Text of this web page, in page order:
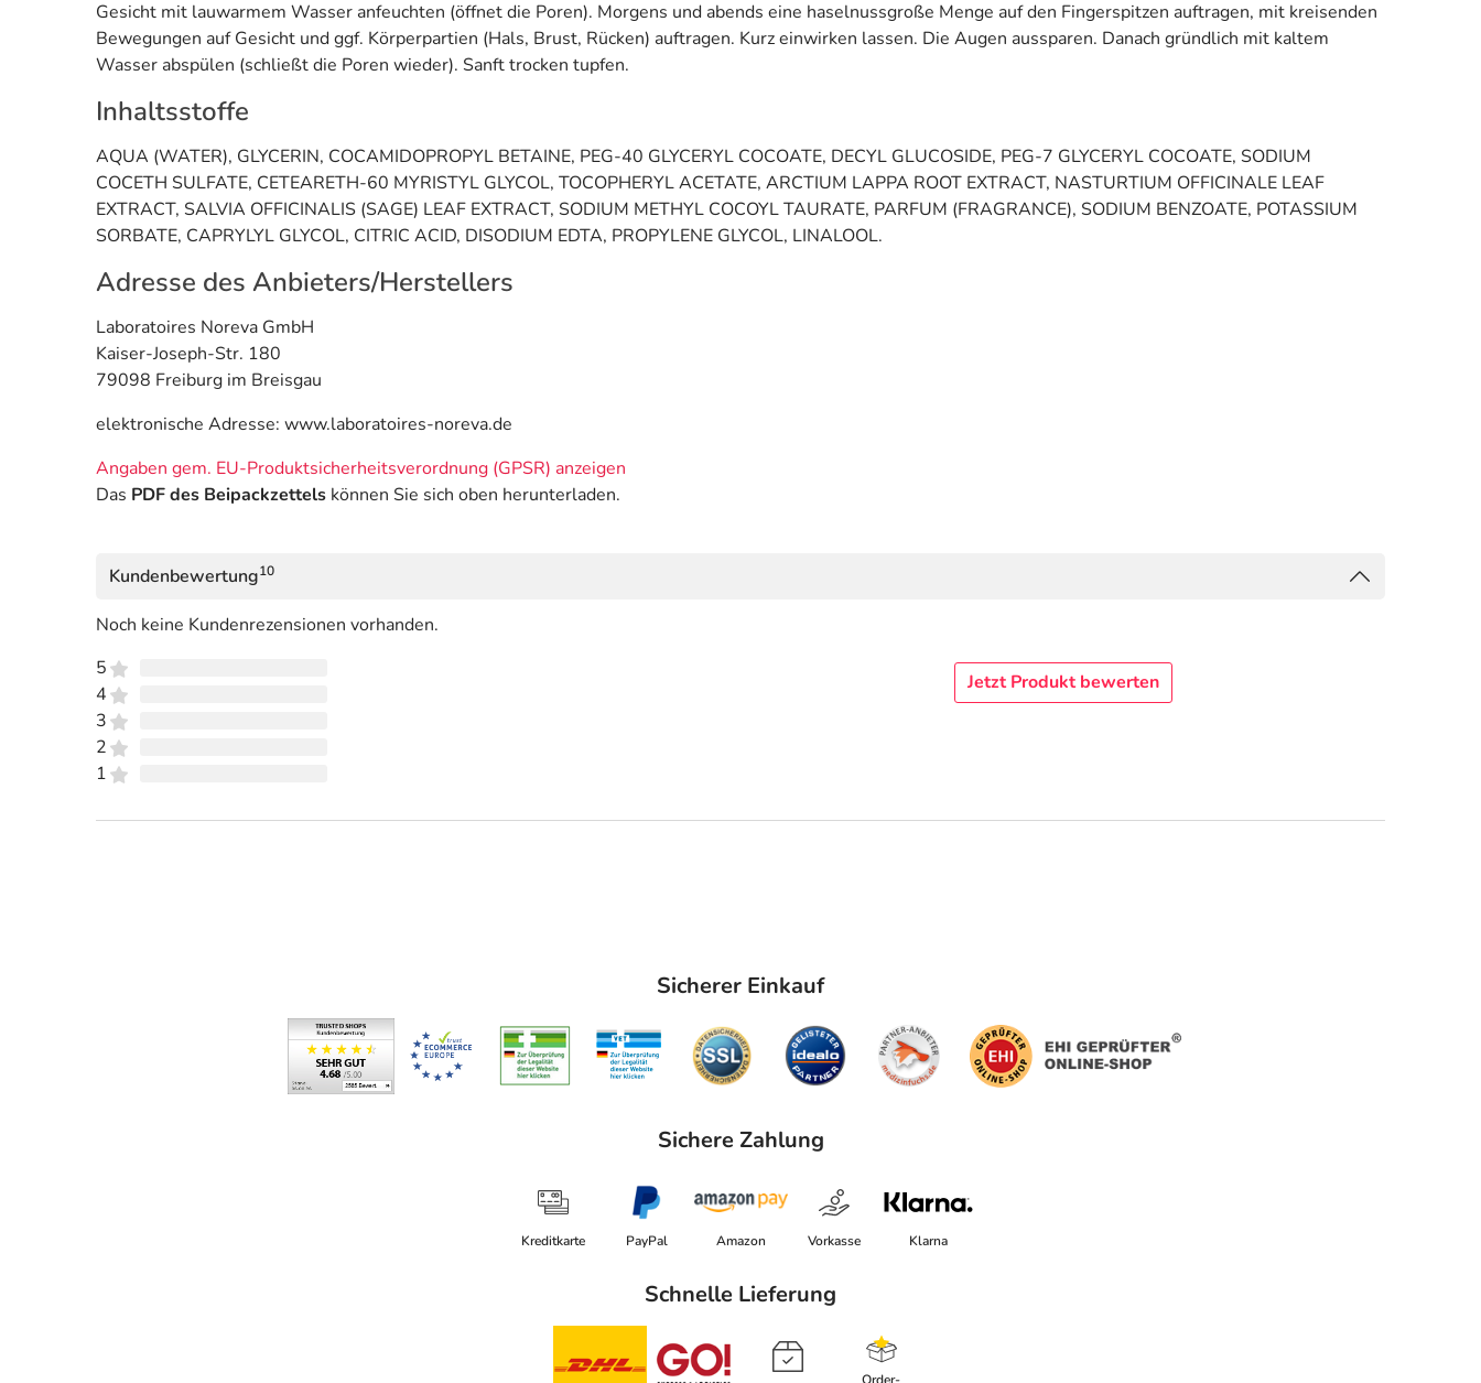
Gesicht mit lauwarmem Wasser anfeuchten (öffnet die Poren). Morgens und abends eine haselnussgroße Menge auf den Fingerspitzen auftragen, mit kreisenden
Bewegungen auf Gesicht und ggf. Körperpartien (Hals, Brust, Rücken) auftragen. Kurz einwirken lassen. Die Augen aussparen. Danach gründlich mit kaltem
Wasser abspülen (schließt die Poren wieder). Sanft trocken tupfen.
Inhaltsstoffe
AQUA (WATER), GLYCERIN, COCAMIDOPROPYL BETAINE, PEG-40 GLYCERYL COCOATE, DECYL GLUCOSIDE, PEG-7 GLYCERYL COCOATE, SODIUM
COCETH SULFATE, CETEARETH-60 MYRISTYL GLYCOL, TOCOPHERYL ACETATE, ARCTIUM LAPPA ROOT EXTRACT, NASTURTIUM OFFICINALE LEAF
EXTRACT, SALVIA OFFICINALIS (SAGE) LEAF EXTRACT, SODIUM METHYL COCOYL TAURATE, PARFUM (FRAGRANCE), SODIUM BENZOATE, POTASSIUM
SORBATE, CAPRYLYL GLYCOL, CITRIC ACID, DISODIUM EDTA, PROPYLENE GLYCOL, LINALOOL.
Adresse des Anbieters/Herstellers
Laboratoires Noreva GmbH
Kaiser-Joseph-Str. 180
79098 Freiburg im Breisgau
elektronische Adresse: www.laboratoires-noreva.de
Angaben gem. EU-Produktsicherheitsverordnung (GPSR) anzeigen
Das PDF des Beipackzettels können Sie sich oben herunterladen.
Kundenbewertung10
Noch keine Kundenrezensionen vorhanden.
5
4
3
2
1
Jetzt Produkt bewerten
Sicherer Einkauf
Sichere Zahlung
Kreditkarte PayPal Amazon Vorkasse Klarna
Schnelle Lieferung